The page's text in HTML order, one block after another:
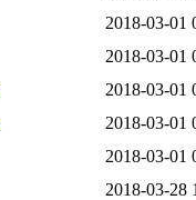
2018-03-01
2018-03-01
2018-03-01
2018-03-01
2018-03-01
2018-03-28